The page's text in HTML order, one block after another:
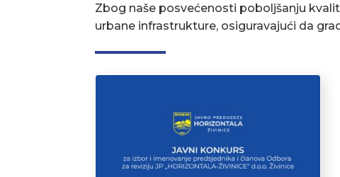
Zbog naše posvećenosti poboljšanju
urbane infrastrukture, osiguravajući da